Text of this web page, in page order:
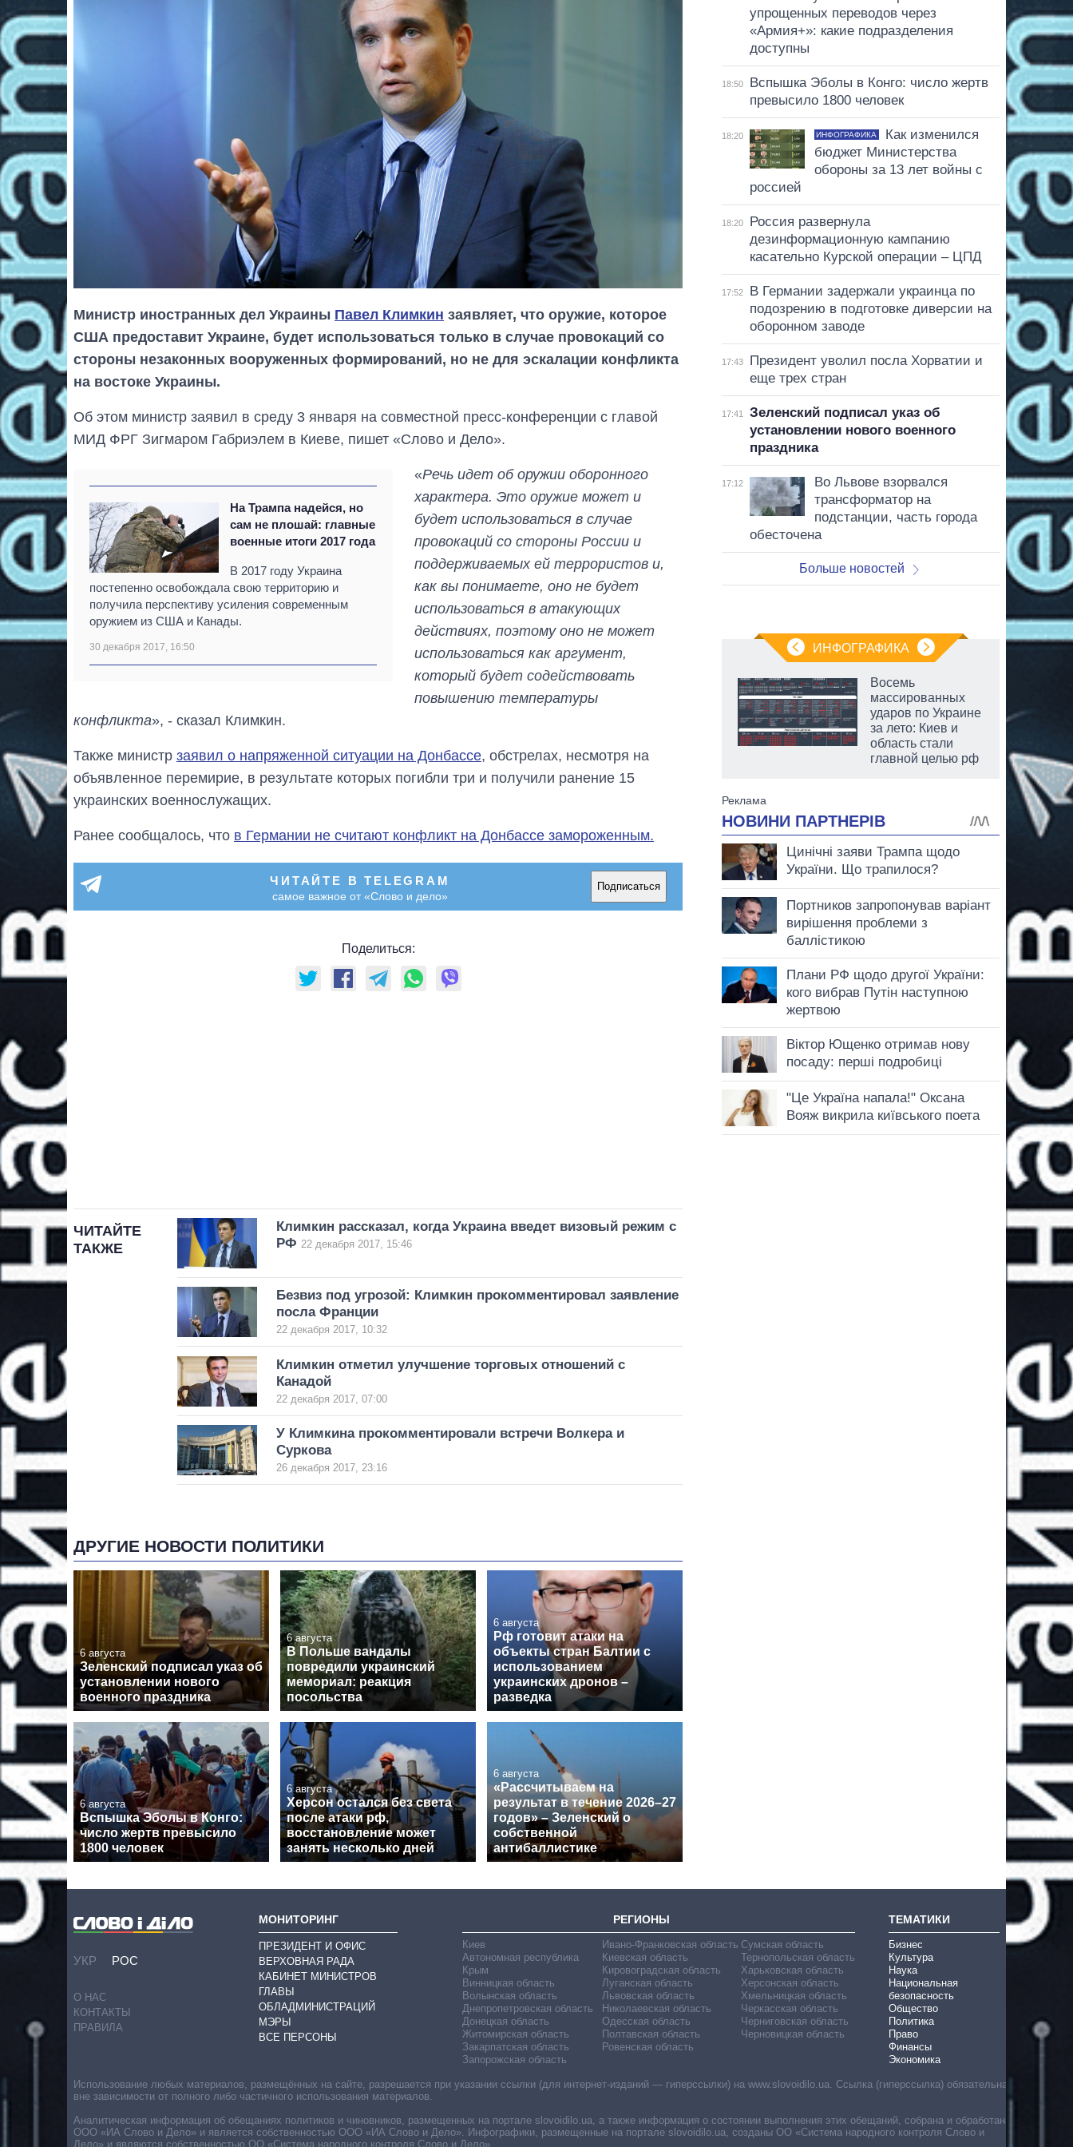
Министр иностранных дел Украины Павел Климкин заявляет, что оружие, которое
США предоставит Украине, будет использоваться только в случае провокаций со
стороны незаконных вооруженных формирований, но не для эскалации конфликта
на востоке Украины.
Об этом министр заявил в среду 3 января на совместной пресс-конференции с главой
МИД ФРГ Зигмаром Габриэлем в Киеве, пишет «Слово и Дело».
На Трампа надейся, но
сам не плошай: главные
военные итоги 2017 года
В 2017 году Украина
постепенно освобождала свою территорию и
получила перспективу усиления современным
оружием из США и Канады.
30 декабря 2017, 16:50
«Речь идет об оружии оборонного
характера. Это оружие может и
будет использоваться в случае
провокаций со стороны России и
поддерживаемых ей террористов и,
как вы понимаете, оно не будет
использоваться в атакующих
действиях, поэтому оно не может
использоваться как аргумент,
который будет содействовать
повышению температуры
конфликта», - сказал Климкин.
Также министр заявил о напряженной ситуации на Донбассе, обстрелах, несмотря на
объявленное перемирие, в результате которых погибли три и получили ранение 15
украинских военнослужащих.
Ранее сообщалось, что в Германии не считают конфликт на Донбассе замороженным.
ЧИТАЙТЕ В TELEGRAM
самое важное от «Слово и дело»
Подписаться
Поделиться:
ЧИТАЙТЕ
ТАКЖЕ
Климкин рассказал, когда Украина введет визовый режим с
РФ 22 декабря 2017, 15:46
Безвиз под угрозой: Климкин прокомментировал заявление
посла Франции
22 декабря 2017, 10:32
Климкин отметил улучшение торговых отношений с
Канадой
22 декабря 2017, 07:00
У Климкина прокомментировали встречи Волкера и
Суркова
26 декабря 2017, 23:16
ДРУГИЕ НОВОСТИ ПОЛИТИКИ
6 августа
Зеленский подписал указ об
установлении нового
военного праздника
6 августа
В Польше вандалы
повредили украинский
мемориал: реакция
посольства
6 августа
Рф готовит атаки на
объекты стран Балтии с
использованием
украинских дронов –
разведка
6 августа
Вспышка Эболы в Конго:
число жертв превысило
1800 человек
6 августа
Херсон остался без света
после атаки рф,
восстановление может
занять несколько дней
6 августа
«Рассчитываем на
результат в течение 2026–27
годов» – Зеленский о
собственной
антибаллистике
упрощенных переводов через
«Армия+»: какие подразделения
доступны
18:50
Вспышка Эболы в Конго: число жертв
превысило 1800 человек
18:20 ИНФОГРАФИКА
Как изменился
бюджет Министерства
обороны за 13 лет войны с
россией
18:20
Россия развернула
дезинформационную кампанию
касательно Курской операции – ЦПД
17:52
В Германии задержали украинца по
подозрению в подготовке диверсии на
оборонном заводе
17:43
Президент уволил посла Хорватии и
еще трех стран
17:41
Зеленский подписал указ об
установлении нового военного
праздника
17:12
Во Львове взорвался
трансформатор на
подстанции, часть города
обесточена
Больше новостей
ИНФОГРАФИКА
Экономика ИИ-
гигантов: сколько
Восемь
массированных
ударов по Украине
за лето: Киев и
область стали
главной целью рф
УКР РОС
О НАС
КОНТАКТЫ
ПРАВИЛА
МОНИТОРИНГ
ПРЕЗИДЕНТ И ОФИС
ВЕРХОВНАЯ РАДА
КАБИНЕТ МИНИСТРОВ
ГЛАВЫ
ОБЛАДМИНИСТРАЦИЙ
МЭРЫ
ВСЕ ПЕРСОНЫ
РЕГИОНЫ
Киев
Автономная республика
Крым
Винницкая область
Волынская область
Днепропетровская область
Донецкая область
Житомирская область
Закарпатская область
Запорожская область
Ивано-Франковская область
Киевская область
Кировоградская область
Луганская область
Львовская область
Николаевская область
Одесская область
Полтавская область
Ровенская область
Сумская область
Тернопольская область
Харьковская область
Херсонская область
Хмельницкая область
Черкасская область
Черниговская область
Черновицкая область
ТЕМАТИКИ
Бизнес
Культура
Наука
Национальная
безопасность
Общество
Политика
Право
Финансы
Экономика
Использование любых материалов, размещённых на сайте, разрешается при указании ссылки (для интернет-изданий — гиперссылки) на www.slovoidilo.ua. Ссылка (гиперссылка) обязательна
вне зависимости от полного либо частичного использования материалов.
Аналитическая информация об обещаниях политиков и чиновников, размещенных на портале slovoidilo.ua, а также информация о состоянии выполнения этих обещаний, собрана и обработана
ООО «ИА Слово и Дело» и является собственностью ООО «ИА Слово и Дело». Инфографики, размещенные на портале slovoidilo.ua, созданы ОО «Система народного контроля Слово и
Дело» и являются собственностью ОО «Система народного контроля Слово и Дело».